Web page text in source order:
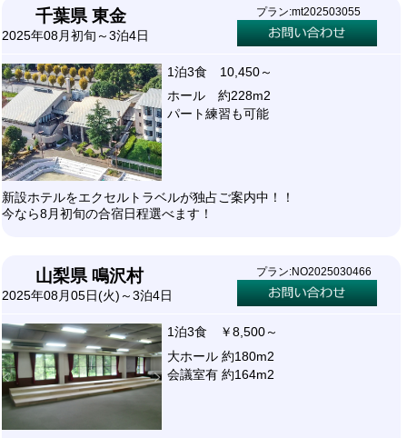
千葉県 東金
2025年08月初旬～3泊4日
プラン:mt202503055
1泊3食 10,450～
ホール 約228m2
パート練習も可能
新設ホテルをエクセルトラベルが独占ご案内中！！
今なら8月初旬の合宿日程選べます！
山梨県 鳴沢村
2025年08月05日(火)～3泊4日
プラン:NO2025030466
1泊3食 ￥8,500～
大ホール 約180m2
会議室有 約164m2